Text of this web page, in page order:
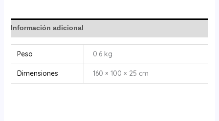
Información adicional
Peso 0.6 kg
Dimensiones 160 × 100 × 25 cm